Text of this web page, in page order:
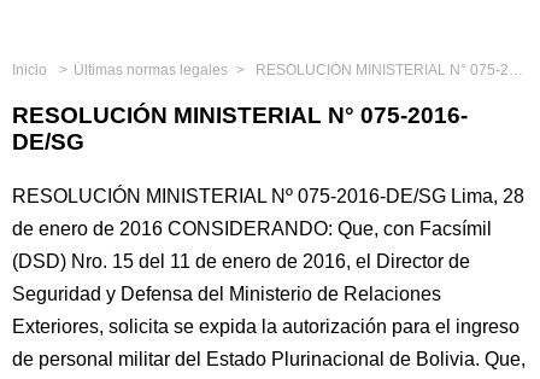
Inicio Últimas normas legales RESOLUCIÓN MINISTERIAL N° 075-2016-DE/SG
RESOLUCIÓN MINISTERIAL N° 075-2016-
DE/SG
RESOLUCIÓN MINISTERIAL Nº 075-2016-DE/SG Lima, 28
de enero de 2016 CONSIDERANDO: Que, con Facsímil
(DSD) Nro. 15 del 11 de enero de 2016, el Director de
Seguridad y Defensa del Ministerio de Relaciones
Exteriores, solicita se expida la autorización para el ingreso
de personal militar del Estado Plurinacional de Bolivia. Que,